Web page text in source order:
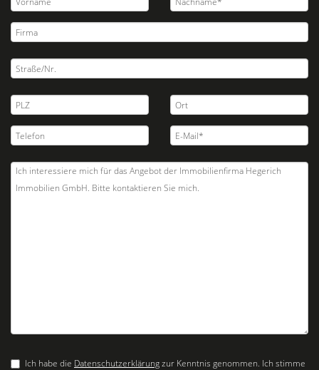
Ich habe die Datenschutzerklärungzur Kenntnis genommen. Ich stimme